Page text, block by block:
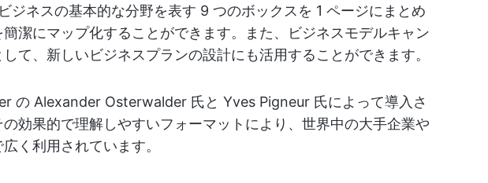
ジネスの基本的な分野を表す 9 つのボックスを 1 ページにまとめ
潔にマップ化することができます。また、ビジネスモデルキャン
て、新しいビジネスプランの設計にも活用することができます。
の Alexander Osterwalder 氏と Yves Pigneur 氏によって導入さ
効果的で理解しやすいフォーマットにより、世界中の大手企業や
く利用されています。